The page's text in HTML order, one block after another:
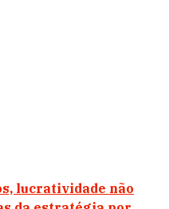
lucratividade não